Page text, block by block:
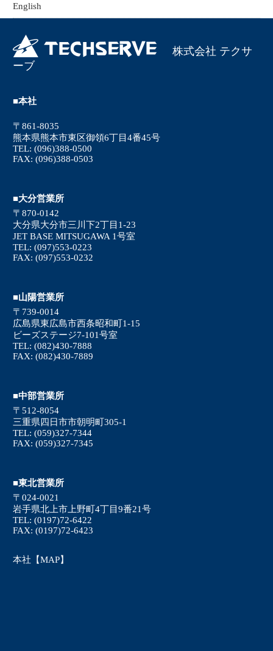
English
株式会社 テクサ
ーブ
■本社
〒861-8035
熊本県熊本市東区御領6丁目4番45号
TEL: (096)388-0500
FAX: (096)388-0503
■大分営業所
〒870-0142
大分県大分市三川下2丁目1-23
JET BASE MITSUGAWA 1号室
TEL: (097)553-0223
FAX: (097)553-0232
■山陽営業所
〒739-0014
広島県東広島市西条昭和町1-15
ビーズステージ7-101号室
TEL: (082)430-7888
FAX: (082)430-7889
■中部営業所
〒512-8054
三重県四日市市朝明町305-1
TEL: (059)327-7344
FAX: (059)327-7345
■東北営業所
〒024-0021
岩手県北上市上野町4丁目9番21号
TEL: (0197)72-6422
FAX: (0197)72-6423
本社【MAP】